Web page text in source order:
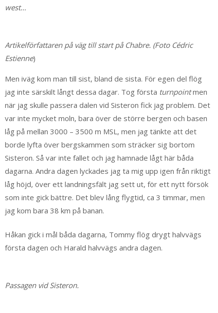
west…
Artikelförfattaren på väg till start på Chabre. (Foto Cédric
Estienne)
Men iväg kom man till sist, bland de sista. För egen del flög
jag inte särskilt långt dessa dagar. Tog första turnpointmen
när jag skulle passera dalen vid Sisteron fick jag problem. Det
var inte mycket moln, bara över de större bergen och basen
låg på mellan 3000 – 3500 m MSL, men jag tänkte att det
borde lyfta över bergskammen som sträcker sig bortom
Sisteron. Så var inte fallet och jag hamnade lågt här båda
dagarna. Andra dagen lyckades jag ta mig upp igen från riktigt
låg höjd, över ett landningsfält jag sett ut, för ett nytt försök
som inte gick bättre. Det blev lång flygtid, ca 3 timmar, men
jag kom bara 38 km på banan.
Håkan gick i mål båda dagarna, Tommy flög drygt halvvägs
första dagen och Harald halvvägs andra dagen.
Passagen vid Sisteron.